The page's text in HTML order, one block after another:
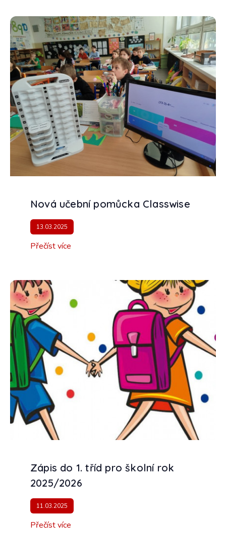
Nová učební pomůcka Classwise
13.03.2025
Přečíst více
Zápis do 1. tříd pro školní rok
2025/2026
11.03.2025
Přečíst více